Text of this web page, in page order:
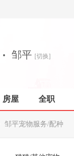
· 邹平 [切换]
房屋 全职
邹平宠物服务/配种